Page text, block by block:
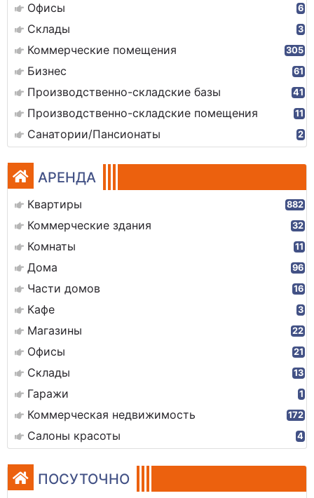
Офисы 6
Склады 3
Коммерческие помещения 305
Бизнес 61
Производственно-складские базы 41
Производственно-складские помещения 11
Санатории/Пансионаты 2
АРЕНДА
Квартиры 882
Коммерческие здания 32
Комнаты 11
Дома 96
Части домов 16
Кафе 3
Магазины 22
Офисы 21
Склады 13
Гаражи 1
Коммерческая недвижимость 172
Салоны красоты 4
ПОСУТОЧНО